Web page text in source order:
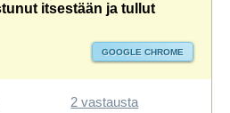
itsestään ja tullut
GOOGLE CHROME
2 vastausta